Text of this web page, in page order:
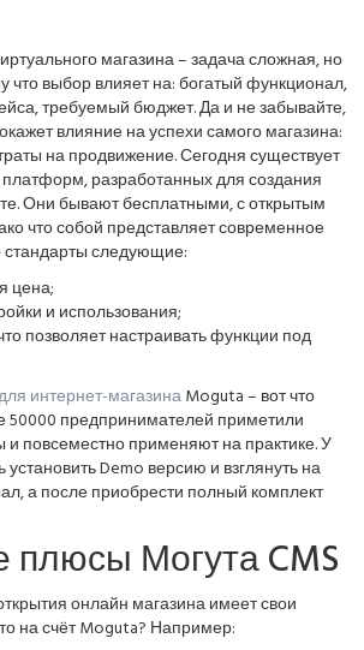
магазина – задача сложная, но
что выбор влияет на: богатый функционал,
требуемый бюджет. Да и не забывайте,
влияние на успехи самого магазина:
на продвижение. Сегодня существует
разработанных для создания
Они бывают бесплатными, с открытым
что собой представляет современное
следующие:
цена;
и использования;
позволяет настраивать функции под
интернет-магазинаMoguta – вот что
50000 предпринимателей приметили
повсеместно применяют на практике. У
установить Demo версию и взглянуть на
а после приобрести полный комплект
Могута CMS
онлайн магазина имеет свои
на счёт Moguta? Например: